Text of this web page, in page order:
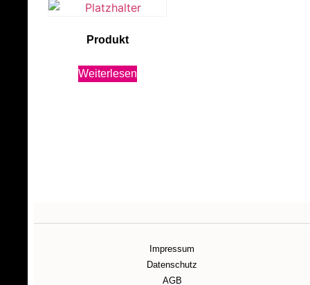
Produkt
Weiterlesen
Impressum
Datenschutz
AGB